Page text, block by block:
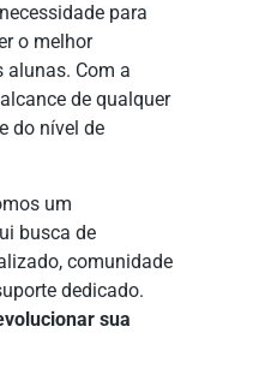
para
o melhor
alunas. Com a
de qualquer
do nível de
um
busca de
comunidade
dedicado.
sua